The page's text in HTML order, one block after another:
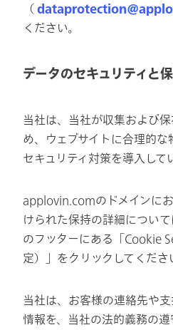
（
ください。
データのセキュリティと
当社は、当社が収集および
め、ウェブサイトに合理的
セキュリティ対策を導入して
applovin.comのドメインに
けられた保持の詳細につい
のフッターにある「Cookie
定）」をクリックしてくださ
当社は、お客様の連絡先や
情報を、当社の法的義務の